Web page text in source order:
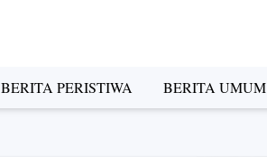
BERITA PERISTIWA BERITA UMUM